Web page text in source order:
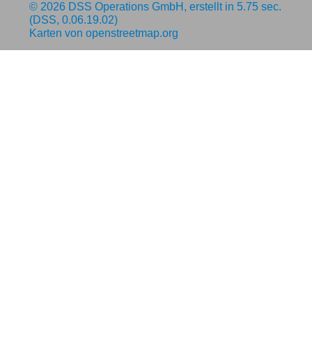
© 2026 DSS Operations GmbH , erstellt in 5.75 sec.
(DSS, 0.06.19.02)
Karten von openstreetmap.org